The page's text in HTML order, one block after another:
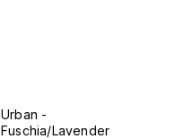
Urban -
Fuschia/Lavender